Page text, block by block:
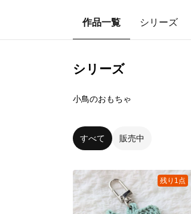
作品一覧 シリーズ
シリーズ
小鳥のおもちゃ
すべて 販売中
残り1点